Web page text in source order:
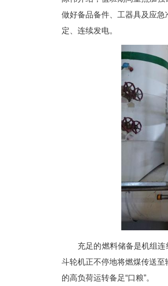
如果说运行人员的
机组在春节期间保
用专业排除隐患，
“为确保春节期间
陈伟介绍，值班期
做好备品备件、工
定、连续发电。